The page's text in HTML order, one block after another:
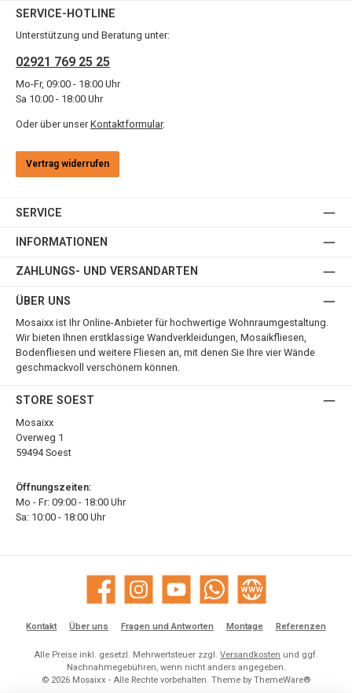
SERVICE-HOTLINE
Unterstützung und Beratung unter:
02921 769 25 25
Mo-Fr, 09:00 - 18:00 Uhr
Sa 10:00 - 18:00 Uhr
Oder über unser Kontaktformular.
Vertrag widerrufen
SERVICE
INFORMATIONEN
ZAHLUNGS- UND VERSANDARTEN
ÜBER UNS
Mosaixx ist Ihr Online-Anbieter für hochwertige Wohnraumgestaltung.
Wir bieten Ihnen erstklassige Wandverkleidungen, Mosaikfliesen,
Bodenfliesen und weitere Fliesen an, mit denen Sie Ihre vier Wände
geschmackvoll verschönern können.
STORE SOEST
Mosaixx
Overweg 1
59494 Soest
Öffnungszeiten:
Mo - Fr: 09:00 - 18:00 Uhr
Sa: 10:00 - 18:00 Uhr
Facebook Instagram YouTube WhatsApp Website
Kontakt Über uns Fragen und Antworten Montage Referenzen
Alle Preise inkl. gesetzl. Mehrwertsteuer zzgl. Versandkosten und ggf.
Nachnahmegebühren, wenn nicht anders angegeben.
© 2026 Mosaixx - Alle Rechte vorbehalten. Theme by ThemeWare®